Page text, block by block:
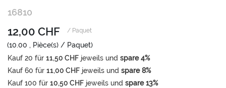
springen
16810
12,00 CHF / Paquet
(10.00 , Pièce(s) / Paquet)
Kauf 20 für 11,50 CHF jeweils und spare4%
Kauf 60 für 11,00 CHF jeweils und spare8%
Kauf 100 für 10,50 CHF jeweils und spare13%